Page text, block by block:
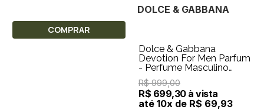
COMPRAR
DOLCE & GABBANA
Dolce & Gabbana
Devotion For Men Parfum
- Perfume Masculino
50ml
R$ 999,00
R$ 699,30 à vista
até 10x de R$ 69,93